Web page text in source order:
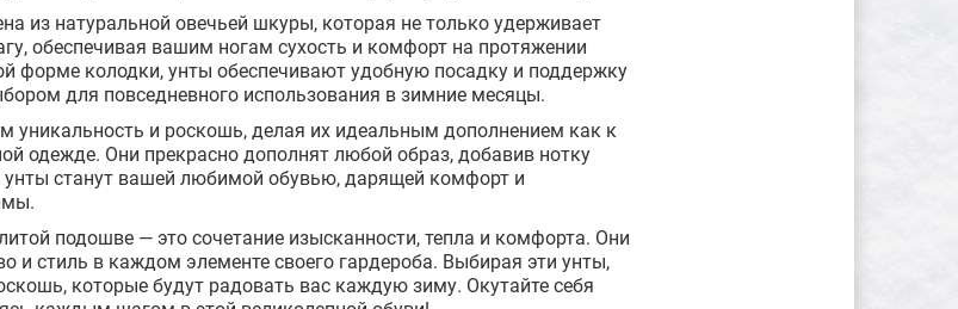
из натуральной овечьей шкуры, которая не только удерживает
обеспечивая вашим ногам сухость и комфорт на протяжении
форме колодки, унты обеспечивают удобную посадку и поддержку
для повседневного использования в зимние месяцы.
уникальность и роскошь, делая их идеальным дополнением как к
одежде. Они прекрасно дополнят любой образ, добавив нотку
унты станут вашей любимой обувью, дарящей комфорт и
подошве — это сочетание изысканности, тепла и комфорта. Они
и стиль в каждом элементе своего гардероба. Выбирая эти унты,
которые будут радовать вас каждую зиму. Окутайте себя